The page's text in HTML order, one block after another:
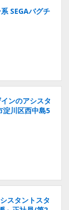
SEGAバグチ
ンのアシスタ
淀川区西中島5
スタントスタ